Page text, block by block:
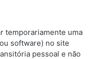
temporariamente uma
software) no site
pessoal e não